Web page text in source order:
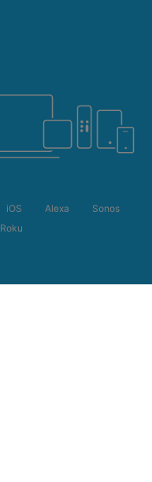
iOS Alexa
Sonos
Roku